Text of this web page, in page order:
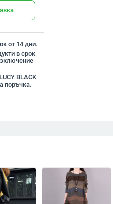
от 14 дни.
в срок
BLACK
поръчка.